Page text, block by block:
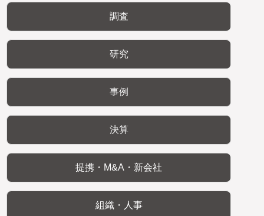
調査
研究
事例
決算
提携・M&A・新会社
組織・人事